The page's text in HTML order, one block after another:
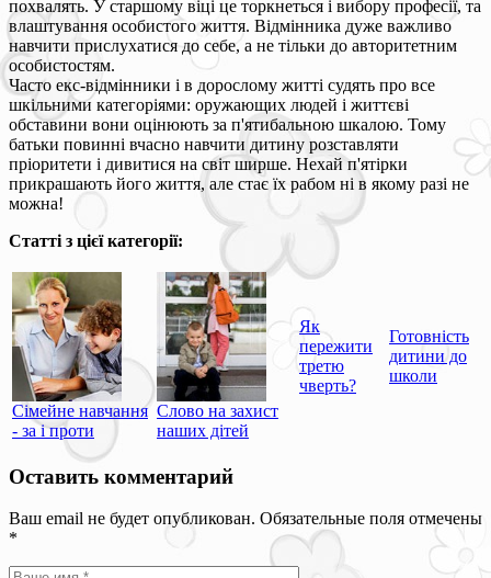
похвалять. У старшому віці це торкнеться і вибору професії, та
влаштування особистого життя. Відмінника дуже важливо
навчити прислухатися до себе, а не тільки до авторитетним
особистостям.
Часто екс-відмінники і в дорослому житті судять про все
шкільними категоріями: оружающих людей і життєві
обставини вони оцінюють за п'ятибальною шкалою. Тому
батьки повинні вчасно навчити дитину розставляти
пріоритети і дивитися на світ ширше. Нехай п'ятірки
прикрашають його життя, але стає їх рабом ні в якому разі не
можна!
Статті з цієї категорії:
Сімейне навчання
- за і проти
Слово на захист
наших дітей
Як
пережити
третю
чверть?
Готовність
дитини до
школи
Оставить комментарий
Ваш email не будет опубликован. Обязательные поля отмечены
*